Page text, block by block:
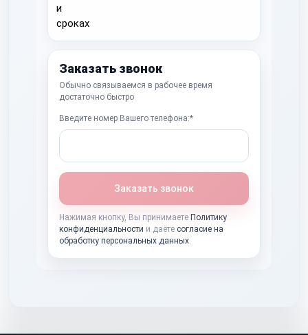
Заказать звонок
Обычно связываемся в рабочее время
достаточно быстро
Введите номер Вашего телефона:*
Заказать звонок
Нажимая кнопку, Вы принимаете Политику
конфиденциальности и даёте согласие на
обработку персональных данных.